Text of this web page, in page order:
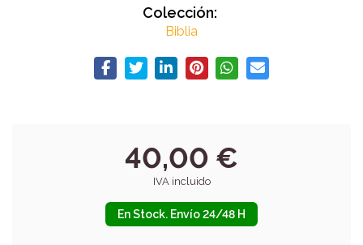
Colección:
Biblia
40,00 €
IVA incluido
En Stock. Envío 24/48 H